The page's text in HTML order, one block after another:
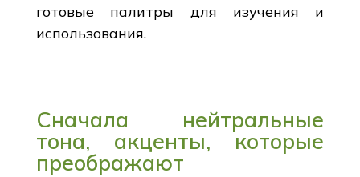
готовые палитры для изучения и
использования.
Сначала нейтральные
тона, акценты, которые
преображают